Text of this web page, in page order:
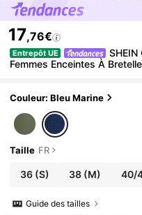
17,76€
Entrepôt UE
Femmes Enceintes À
Couleur: Bleu Marine
Taille FR
36(S) 38 (M) 40/
Guide des tailles